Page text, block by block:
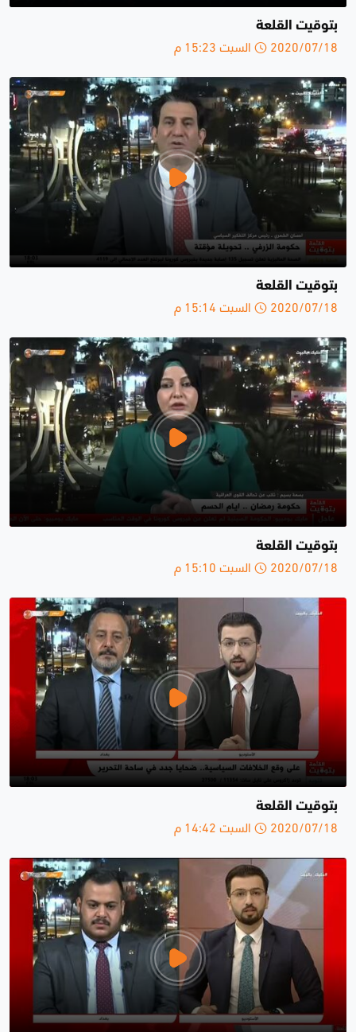
بتوقيت القلعة
2020/07/18 السبت 15:23 م
بتوقيت القلعة
2020/07/18 السبت 15:14 م
بتوقيت القلعة
2020/07/18 السبت 15:10 م
بتوقيت القلعة
2020/07/18 السبت 14:42 م